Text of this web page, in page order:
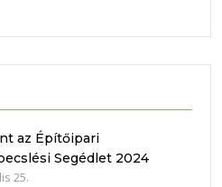
az Építőipari
Segédlet 2024
25.